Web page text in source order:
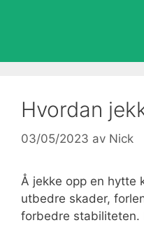
Hvordan
03/05/2023 av Nick
Å jekke opp en hytte
utbedre skader,
forbedre stabiliteten.